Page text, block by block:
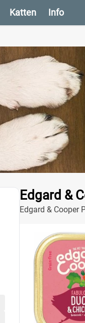
Katten Info
Edgard &
Edgard & Cooper